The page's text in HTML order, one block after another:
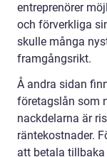
entreprenörer
och förverkliga
skulle många
framgångsrikt.
Å andra sidan
företagslån som
nackdelarna är
räntekostnader.
att betala